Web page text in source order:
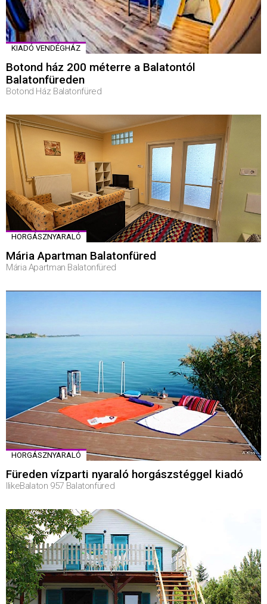
KIADÓ VENDÉGHÁZ
Botond ház 200 méterre a Balatontól
Balatonfüreden
Botond Ház Balatonfüred
HORGÁSZNYARALÓ
Mária Apartman Balatonfüred
Mária Apartman Balatonfüred
HORGÁSZNYARALÓ
Füreden vízparti nyaraló horgászstéggel kiadó
IlikeBalaton 957 Balatonfüred